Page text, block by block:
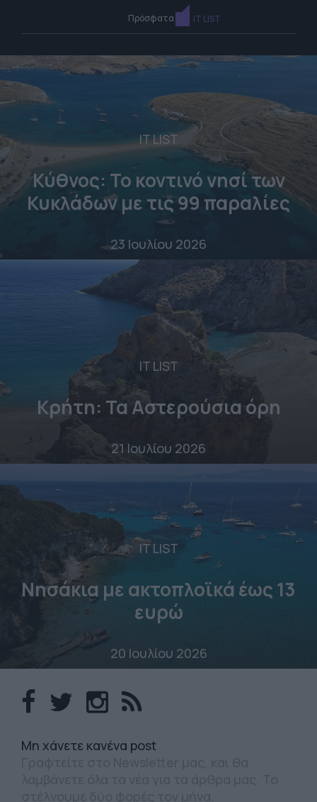
Πρόσφατα IT LIST
IT LIST
Κύθνος: Το κοντινό νησί των
Κυκλάδων με τις 99 παραλίες
23 Ιουλίου 2026
IT LIST
Κρήτη: Τα Αστερούσια όρη
21 Ιουλίου 2026
IT LIST
Νησάκια με ακτοπλοϊκά έως 13
ευρώ
20 Ιουλίου 2026
Mη χάνετε κανένα post